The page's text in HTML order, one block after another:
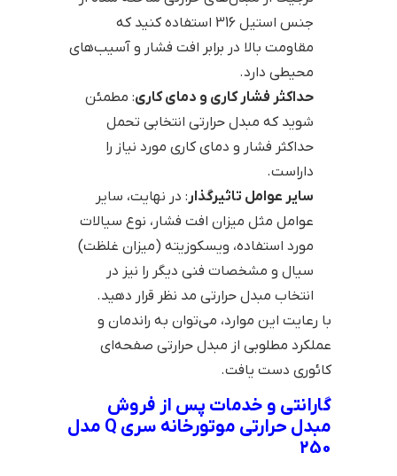
جنس استیل 316 استفاده کنید که
مقاومت بالا در برابر افت فشار و آسیب‌های
محیطی دارد.
حداکثر فشار کاری و دمای کاری: مطمئن
شوید که مبدل حرارتی انتخابی تحمل
حداکثر فشار و دمای کاری مورد نیاز را
داراست.
سایر عوامل تاثیرگذار : در نهایت، سایر
عوامل مثل میزان افت فشار، نوع سیالات
مورد استفاده، ویسکوزیته (میزان غلظت)
سیال و مشخصات فنی دیگر را نیز در
انتخاب مبدل حرارتی مد نظر قرار دهید.
با رعایت این موارد، می‌توان به راندمان و
عملکرد مطلوبی از مبدل حرارتی صفحه‌ای
کائوری دست یافت.
گارانتی و خدمات پس از فروش
مبدل حرارتی موتورخانه سری Q مدل
250